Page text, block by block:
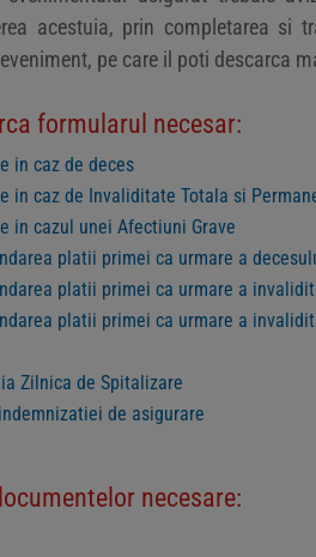
acestuia, prin completarea si
pe care il poti descarca
formularul necesar:
in caz de deces
in caz de Invaliditate Totala si
in cazul unei Afectiuni Grave
platii primei ca urmare a
platii primei ca urmare a
platii primei ca urmare a
Zilnica de Spitalizare
de asigurare
necesare: